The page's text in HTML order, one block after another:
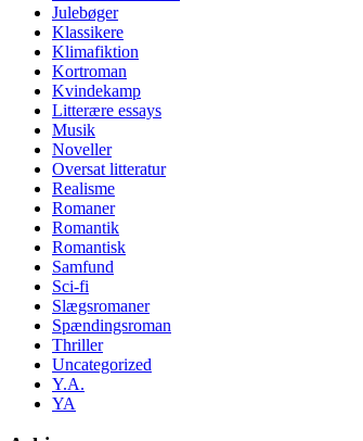
Julebøger
Klassikere
Klimafiktion
Kortroman
Kvindekamp
Litterære essays
Musik
Noveller
Oversat litteratur
Realisme
Romaner
Romantik
Romantisk
Samfund
Sci-fi
Slægsromaner
Spændingsroman
Thriller
Uncategorized
Y.A.
YA